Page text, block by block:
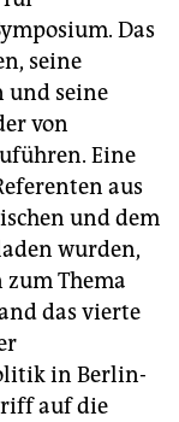
Das
seine
und seine
von
Eine
aus
und dem
wurden,
Thema
das vierte
in Berlin-
auf die